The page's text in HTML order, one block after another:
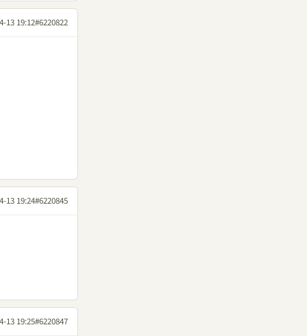
13 19:12#6220822
13 19:24#6220845
13 19:25#6220847